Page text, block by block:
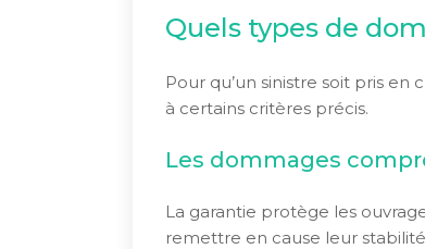
Quels types de
Pour qu’un sinistre soit pris
à certains critères précis.
Les dommages
La garantie protège les
remettre en cause leur